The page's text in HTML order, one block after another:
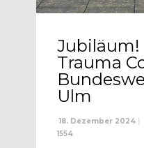
Jubiläum!
Trauma
Ulm
18. Dezember 2024
1554